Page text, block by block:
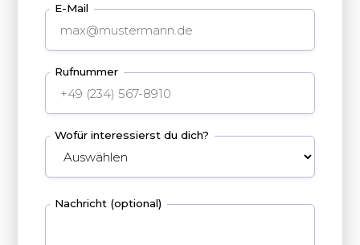
E-Mail
Rufnummer
Wofür interessierst du dich?
Nachricht (optional)